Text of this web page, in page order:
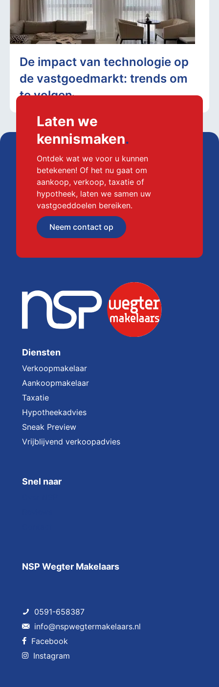
De impact van technologie op
de vastgoedmarkt: trends om
te volgen
Laten we
kennismaken.
Ontdek wat we voor u kunnen
betekenen! Of het nu gaat om
aankoop, verkoop, taxatie of
hypotheek, laten we samen uw
vastgoeddoelen bereiken.
Neem contact op
Diensten
Verkoopmakelaar
Aankoopmakelaar
Taxatie
Hypotheekadvies
Sneak Preview
Vrijblijvend verkoopadvies
Snel naar
NSP Wegter Makelaars
0591-658387
info@nspwegtermakelaars.nl
Facebook
Instagram